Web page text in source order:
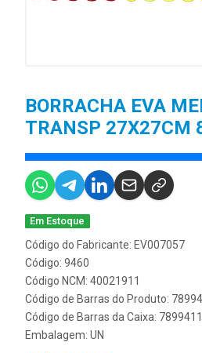
BORRACHA EVA
TRANSP 27X27CM
Em Estoque
Código do Fabricante: EV007057
Código: 9460
Código NCM: 40021911
Código de Barras do Produto:
Código de Barras da Caixa:
Embalagem: UN